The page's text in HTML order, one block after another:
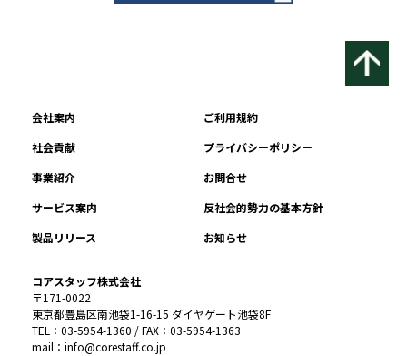
会社案内
ご利用規約
社会貢献
プライバシーポリシー
事業紹介
お問合せ
サービス案内
反社会的勢力の基本方針
製品リリース
お知らせ
コアスタッフ株式会社
〒171-0022
東京都豊島区南池袋1-16-15 ダイヤゲート池袋8F
TEL：03-5954-1360 / FAX：03-5954-1363
mail：info@corestaff.co.jp